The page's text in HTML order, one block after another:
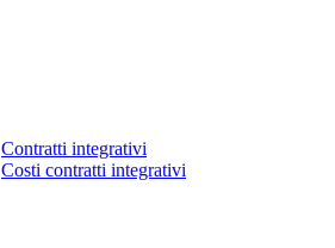
Contratti integrativi
Costi contratti integrativi